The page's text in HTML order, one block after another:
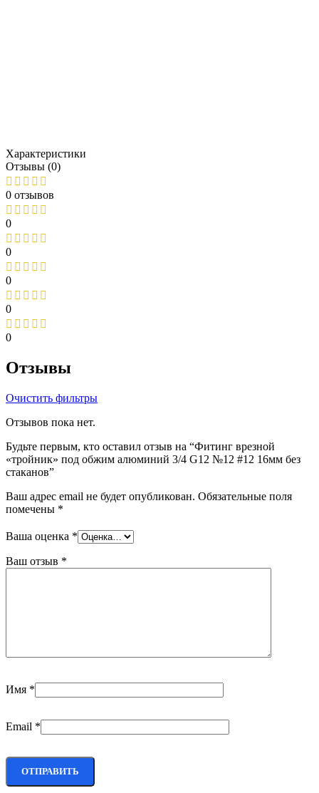
Характеристики
Отзывы (0)
0 отзывов
0
0
0
0
0
Отзывы
Очистить фильтры
Отзывов пока нет.
Будьте первым, кто оставил отзыв на “Фитинг врезной
«тройник» под обжим алюминий 3/4 G12 №12 #12 16мм без
стаканов”
Ваш адрес email не будет опубликован. Обязательные поля
помечены *
Ваша оценка *
Ваш отзыв *
Имя *
Email *